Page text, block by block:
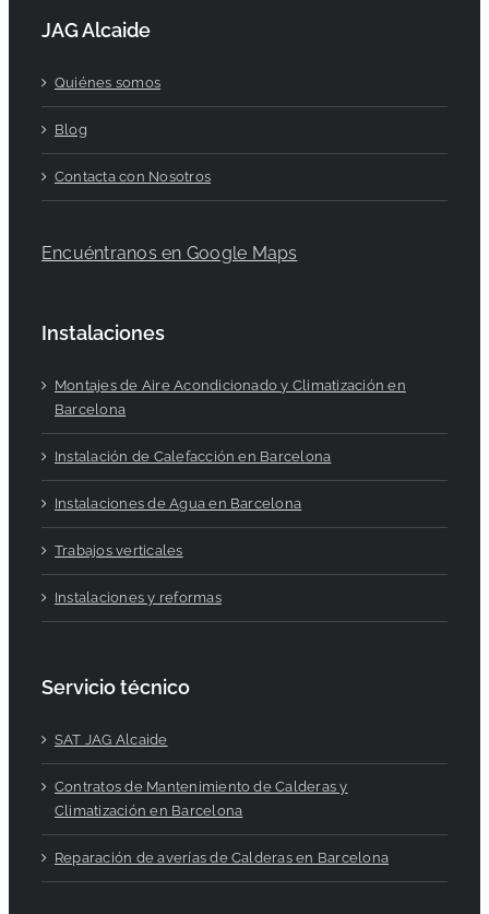
JAG Alcaide
Quiénes somos
Blog
Contacta con Nosotros
Encuéntranos en Google Maps
Instalaciones
Montajes de Aire Acondicionado y Climatización en
Barcelona
Instalación de Calefacción en Barcelona
Instalaciones de Agua en Barcelona
Trabajos verticales
Instalaciones y reformas
Servicio técnico
SAT JAG Alcaide
Contratos de Mantenimiento de Calderas y
Climatización en Barcelona
Reparación de averías de Calderas en Barcelona